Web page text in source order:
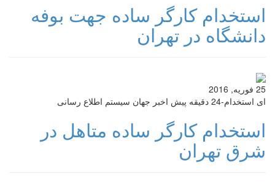
استخدام کارگر ساده جهت بوفه
دانشگاه در تهران
25 فوریه, 2016
ای استخدام-24 دقیقه پیش اخبر جهان سیستم اطلاع رسانی
استخدام کارگر ساده متاهل در
شرق تهران